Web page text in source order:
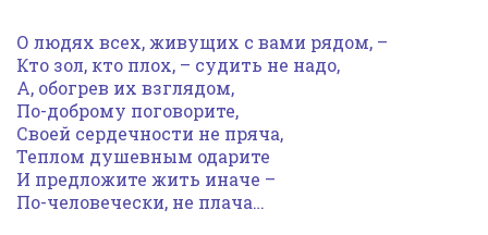
О людях всех, живущих с вами рядом, –
Кто зол, кто плох, – судить не надо,
А, обогрев их взглядом,
По-доброму поговорите,
Своей сердечности не пряча,
Теплом душевным одарите
И предложите жить иначе –
По-человечески, не плача…